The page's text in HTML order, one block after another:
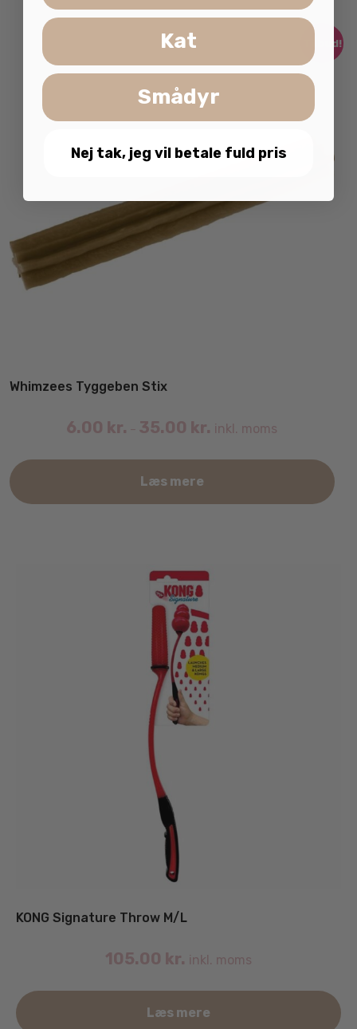
Tilbud!
Whimzees Tyggeben Stix
6.00 kr. – 35.00 kr. inkl. moms
Læs mere
KONG Signature Throw M/L
105.00 kr. inkl. moms
Læs mere
Kat
Smådyr
Nej tak, jeg vil betale fuld pris